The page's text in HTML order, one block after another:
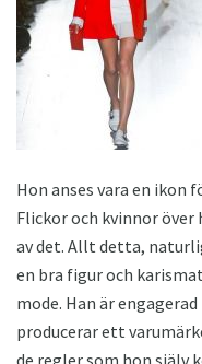
Hon anses vara en ikon
Flickor och kvinnor
av det. Allt detta,
en bra figur och
mode. Han är
producerar ett
de regler som hon